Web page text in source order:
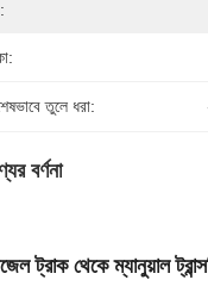
তুলে ধরা:
বর্ণনা
ট্রাক থেকে ম্যানুয়াল